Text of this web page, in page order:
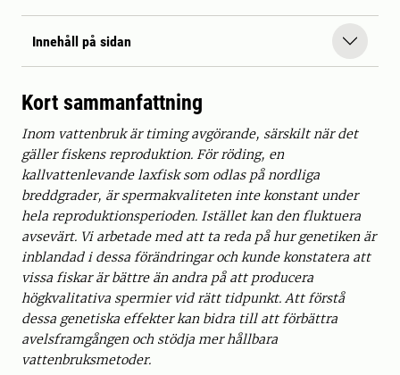
Innehåll på sidan
Kort sammanfattning
Inom vattenbruk är timing avgörande, särskilt när det
gäller fiskens reproduktion. För röding, en
kallvattenlevande laxfisk som odlas på nordliga
breddgrader, är spermakvaliteten inte konstant under
hela reproduktionsperioden. Istället kan den fluktuera
avsevärt. Vi arbetade med att ta reda på hur genetiken är
inblandad i dessa förändringar och kunde konstatera att
vissa fiskar är bättre än andra på att producera
högkvalitativa spermier vid rätt tidpunkt. Att förstå
dessa genetiska effekter kan bidra till att förbättra
avelsframgången och stödja mer hållbara
vattenbruksmetoder.